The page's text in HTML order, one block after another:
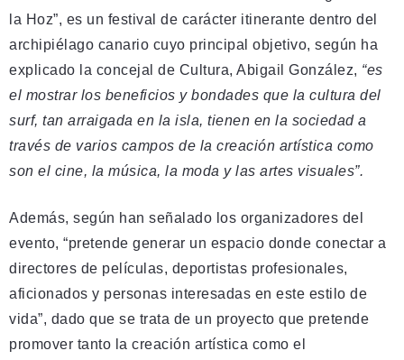
la Hoz”, es un festival de carácter itinerante dentro del
archipiélago canario cuyo principal objetivo, según ha
explicado la concejal de Cultura, Abigail González, “es
el mostrar los beneficios y bondades que la cultura del
surf, tan arraigada en la isla, tienen en la sociedad a
través de varios campos de la creación artística como
son el cine, la música, la moda y las artes visuales”.
Además, según han señalado los organizadores del
evento, “pretende generar un espacio donde conectar a
directores de películas, deportistas profesionales,
aficionados y personas interesadas en este estilo de
vida”, dado que se trata de un proyecto que pretende
promover tanto la creación artística como el